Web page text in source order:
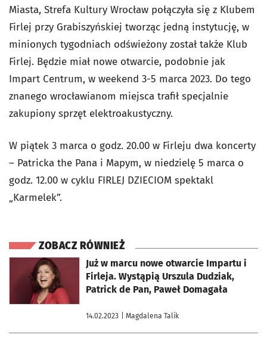
Miasta, Strefa Kultury Wrocław połączyła się z Klubem
Firlej przy Grabiszyńskiej tworząc jedną instytucję, w
minionych tygodniach odświeżony został także Klub
Firlej. Będzie miał nowe otwarcie, podobnie jak
Impart Centrum, w weekend 3-5 marca 2023. Do tego
znanego wrocławianom miejsca trafił specjalnie
zakupiony sprzęt elektroakustyczny.
W piątek 3 marca o godz. 20.00 w Firleju dwa koncerty
– Patricka the Pana i Mapym, w niedzielę 5 marca o
godz. 12.00 w cyklu FIRLEJ DZIECIOM spektakl
„Karmelek”.
ZOBACZ RÓWNIEŻ
Już w marcu nowe otwarcie Impartu i
Firleja. Wystąpią Urszula Dudziak,
Patrick de Pan, Paweł Domagała
14.02.2023 | Magdalena Talik
otworzy się w nowej karcie